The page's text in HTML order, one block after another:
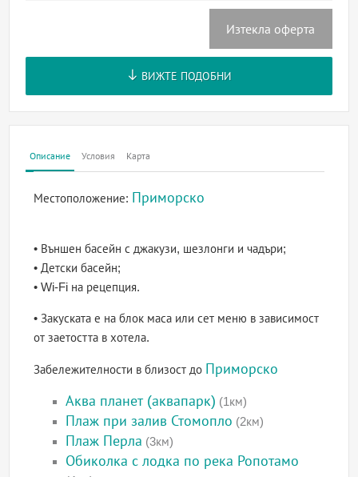
Изтекла оферта
ВИЖТЕ ПОДОБНИ
Описание Условия Карта
Местоположение: Приморско
• Външен басейн с джакузи, шезлонги и чадъри;
• Детски басейн;
• Wi-Fi на рецепция.
• Закуската е на блок маса или сет меню в зависимост
от заетостта в хотела.
Забележителности в близост до Приморско
Аква планет (аквапарк) (1км)
Плаж при залив Стомопло (2км)
Плаж Перла (3км)
Обиколка с лодка по река Ропотамо